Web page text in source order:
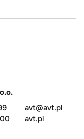
avt@avt.pl
avt.pl